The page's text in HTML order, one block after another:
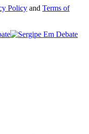
Policy and Terms of